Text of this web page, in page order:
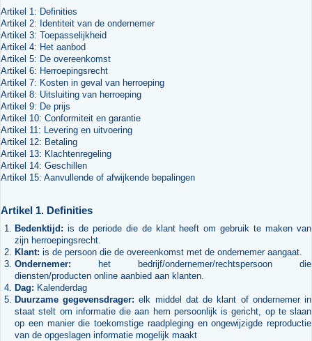
Artikel 1: Definities
Artikel 2: Identiteit van de ondernemer
Artikel 3: Toepasselijkheid
Artikel 4: Het aanbod
Artikel 5: De overeenkomst
Artikel 6: Herroepingsrecht
Artikel 7: Kosten in geval van herroeping
Artikel 8: Uitsluiting van herroeping
Artikel 9: De prijs
Artikel 10: Conformiteit en garantie
Artikel 11: Levering en uitvoering
Artikel 12: Betaling
Artikel 13: Klachtenregeling
Artikel 14: Geschillen
Artikel 15: Aanvullende of afwijkende bepalingen
Artikel 1. Definities
Bedenktijd: is de periode die de klant heeft om gebruik te maken van
zijn herroepingsrecht.
Klant: is de persoon die de overeenkomst met de ondernemer aangaat.
Ondernemer: het bedrijf/ondernemer/rechtspersoon die
diensten/producten online aanbied aan klanten.
Dag: Kalenderdag
Duurzame gegevensdrager: elk middel dat de klant of ondernemer in
staat stelt om informatie die aan hem persoonlijk is gericht, op te slaan
op een manier die toekomstige raadpleging en ongewijzigde reproductie
van de opgeslagen informatie mogelijk maakt